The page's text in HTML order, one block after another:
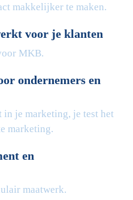
makkelijker te maken.
voor je klanten
MKB.
ondernemers en
je marketing, je test het
marketing.
en
maatwerk.